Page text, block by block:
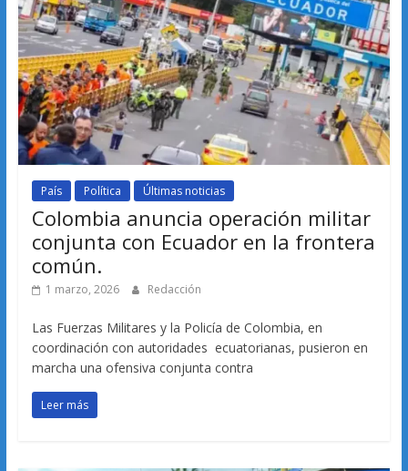
País Política Últimas noticias
Colombia anuncia operación militar
conjunta con Ecuador en la frontera
común.
1 marzo, 2026 Redacción
Las Fuerzas Militares y la Policía de Colombia, en
coordinación con autoridades ecuatorianas, pusieron en
marcha una ofensiva conjunta contra
Leer más